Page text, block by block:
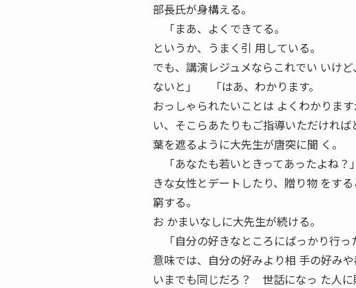
部長氏が身構える。
「まあ、よくできてる。
というか、うまく引 用している。
でも、講演レジュメならこれでい い
ないと」 「はあ、わかります。
おっしゃられたいことは よくわかり
い、そこらあたりもご指導いただけ
葉を遮るように大先生が唐突に聞 く。
「あなたも若いときってあったよね
きな女性とデートしたり、贈り物 をす
窮する。
お かまいなしに大先生が続ける。
「自分の好きなところにばっかり行
意味では、自分の好みより相 手の好み
いまでも同じだろ？ 世話になっ た人